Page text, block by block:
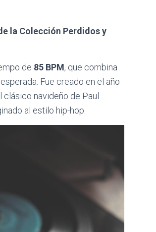
la Colección Perdidos y
de 85 BPM, que combina
Fue creado en el año
navideño de Paul
al estilo hip-hop.